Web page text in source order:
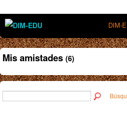
DIM-
Mis amistades (6)